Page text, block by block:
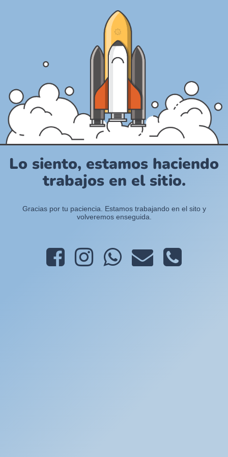
Lo siento, estamos haciendo
trabajos en el sitio.
Gracias por tu paciencia. Estamos trabajando en el sito y
volveremos enseguida.